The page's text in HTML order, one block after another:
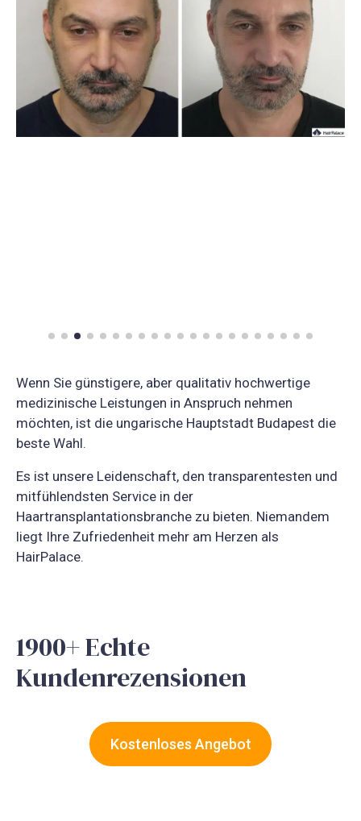
Wenn Sie günstigere, aber qualitativ hochwertige
medizinische Leistungen in Anspruch nehmen
möchten, ist die ungarische Hauptstadt Budapest die
beste Wahl.
Es ist unsere Leidenschaft, den transparentesten und
mitfühlendsten Service in der
Haartransplantationsbranche zu bieten. Niemandem
liegt Ihre Zufriedenheit mehr am Herzen als
HairPalace.
1900+ Echte
Kundenrezensionen
Kostenloses Angebot